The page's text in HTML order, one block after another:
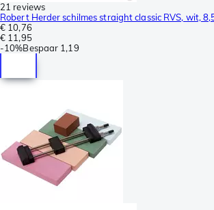
21 reviews
Robert Herder schilmes straight classic RVS, wit,
€ 10,76
€ 11,95
-10%Bespaar 1,19